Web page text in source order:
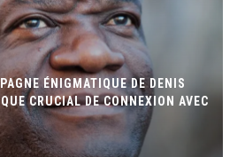
ÉNIGMATIQUE DE DENIS
CRUCIAL DE CONNEXION AVEC